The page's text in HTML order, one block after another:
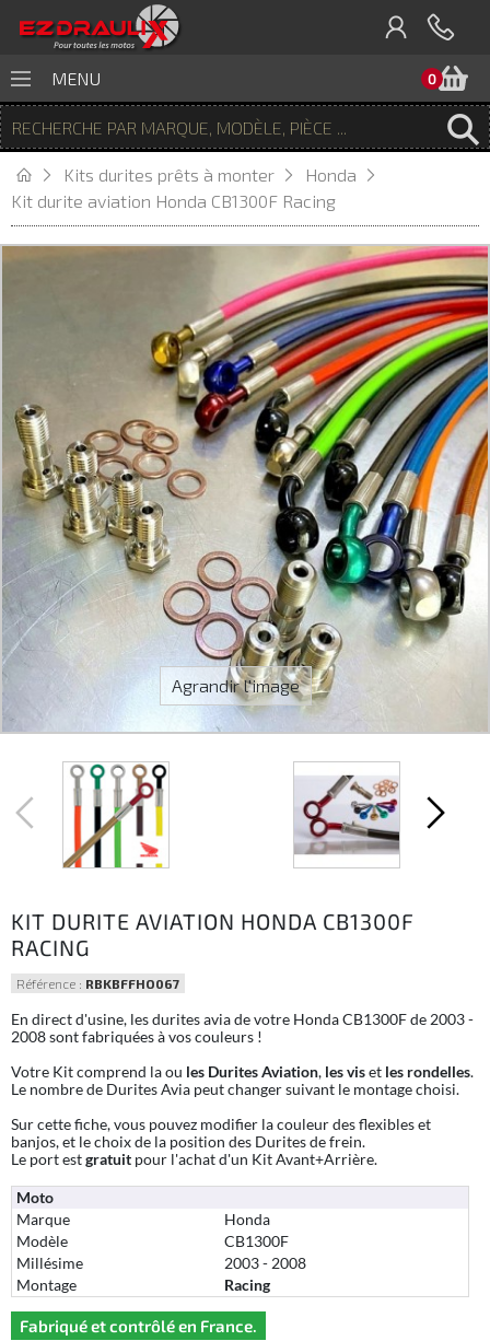
0
MENU
Kits durites prêts à monter
Honda
Kit durite aviation Honda CB1300F Racing
Agrandir l'image
KIT DURITE AVIATION HONDA CB1300F
RACING
Référence : RBKBFFHO067
En direct d'usine, les durites avia de votre Honda CB1300F de 2003 -
2008 sont fabriquées à vos couleurs !
Votre Kit comprend la ou les Durites Aviation, les viset les rondelles.
Le nombre de Durites Avia peut changer suivant le montage choisi.
Sur cette fiche, vous pouvez modifier la couleur des flexibles et
banjos, et le choix de la position des Durites de frein.
Le port estgratuit pour l'achat d'un Kit Avant+Arrière.
Moto
Marque
Honda
Modèle
CB1300F
Millésime
2003 - 2008
Montage
Racing
Fabriqué et contrôlé en France.